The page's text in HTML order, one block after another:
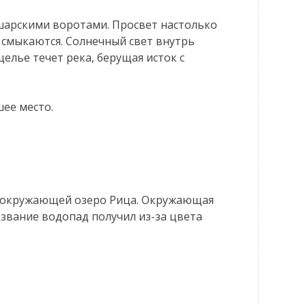
воротами. Просвет настолько
Солнечный свет внутрь
течет река, берущая исток с
место.
окружающей озеро Рица. Окружающая
водопад получил из-за цвета